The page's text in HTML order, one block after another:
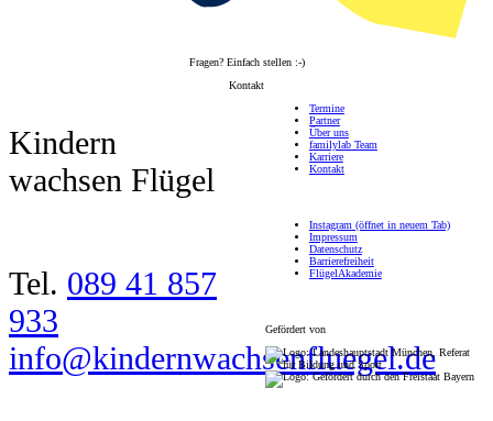
Fragen? Einfach stellen :-)
Kontakt
Kindern
wachsen Flügel
Tel. 089 41 857
933
info@kindernwachsenfluegel.de
Termine
Partner
Über uns
familylab Team
Karriere
Kontakt
Instagram (öffnet in neuem Tab)
Impressum
Datenschutz
Barrierefreiheit
FlügelAkademie
Gefördert von